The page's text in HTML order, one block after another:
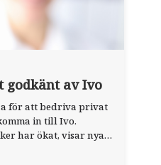
godkänt av Ivo
för att bedriva privat
in till Ivo.
har ökat, visar nya